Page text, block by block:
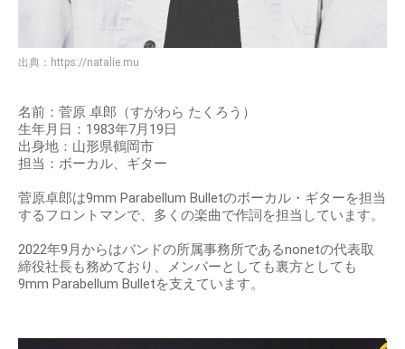
出典： https://natalie.mu
名前：菅原 卓郎（すがわら たくろう）
生年月日：1983年7月19日
出身地：山形県鶴岡市
担当：ボーカル、ギター
菅原卓郎は9mm Parabellum Bulletのボーカル・ギターを担当
するフロントマンで、多くの楽曲で作詞を担当しています。
2022年9月からはバンドの所属事務所であるnonetの代表取
締役社長も務めており、メンバーとしても裏方としても
9mm Parabellum Bulletを支えています。